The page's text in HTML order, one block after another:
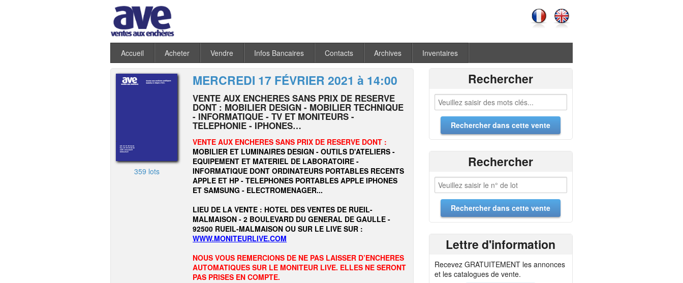
Accueil Acheter Vendre Infos Bancaires Contacts Archives Inventaires
359 lots
MERCREDI 17 FÉVRIER 2021 à 14:00
VENTE AUX ENCHERES SANS PRIX DE RESERVE
DONT : MOBILIER DESIGN - MOBILIER TECHNIQUE
- INFORMATIQUE - TV ET MONITEURS -
TELEPHONIE - IPHONES…
VENTE AUX ENCHERES SANS PRIX DE RESERVE DONT :
MOBILIER ET LUMINAIRES DESIGN - OUTILS D'ATELIERS -
EQUIPEMENT ET MATERIEL DE LABORATOIRE -
INFORMATIQUE DONT ORDINATEURS PORTABLES RECENTS
APPLE ET HP - TELEPHONES PORTABLES APPLE IPHONES
ET SAMSUNG - ELECTROMENAGER...
LIEU DE LA VENTE : HOTEL DES VENTES DE RUEIL-
MALMAISON - 2 BOULEVARD DU GENERAL DE GAULLE -
92500 RUEIL-MALMAISON OU SUR LE LIVE SUR :
WWW.MONITEURLIVE.COM
NOUS VOUS REMERCIONS DE NE PAS LAISSER D’ENCHERES
AUTOMATIQUES SUR LE MONITEUR LIVE. ELLES NE SERONT
PAS PRISES EN COMPTE.
Rechercher
Rechercher
Lettre d'information
Recevez GRATUITEMENT les annonces
et les catalogues de vente.